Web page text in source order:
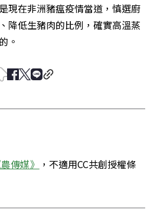
現在非洲豬瘟疫情當道，慎選廚
降低生豬肉的比例，確實高溫蒸
。
農傳媒》 ，不適用CC共創授權條